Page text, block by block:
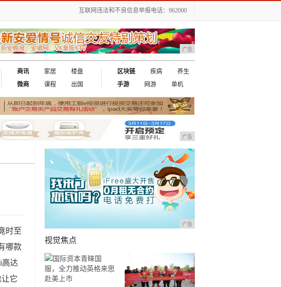
互联网违法和不良信息举报电话：962000
广告
商讯 家居
楼盘
微商
课程 出国
区块链 疾病
养生
手游
网游 单机
广告
时至
哪款
高达
它
广告
视觉焦点